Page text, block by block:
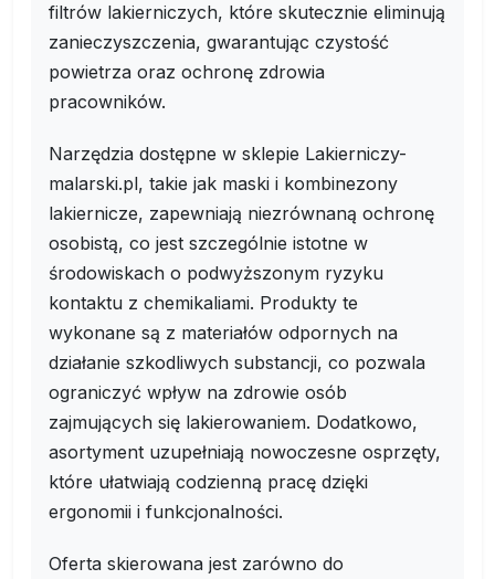
filtrów lakierniczych, które skutecznie eliminują
zanieczyszczenia, gwarantując czystość
powietrza oraz ochronę zdrowia
pracowników.
Narzędzia dostępne w sklepie Lakierniczy-
malarski.pl, takie jak maski i kombinezony
lakiernicze, zapewniają niezrównaną ochronę
osobistą, co jest szczególnie istotne w
środowiskach o podwyższonym ryzyku
kontaktu z chemikaliami. Produkty te
wykonane są z materiałów odpornych na
działanie szkodliwych substancji, co pozwala
ograniczyć wpływ na zdrowie osób
zajmujących się lakierowaniem. Dodatkowo,
asortyment uzupełniają nowoczesne osprzęty,
które ułatwiają codzienną pracę dzięki
ergonomii i funkcjonalności.
Oferta skierowana jest zarówno do